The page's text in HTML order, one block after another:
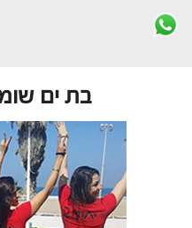
בת ים